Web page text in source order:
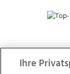
Ihre